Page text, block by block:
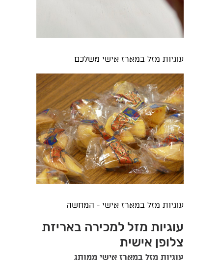
עוגיות מזל במארז אישי משלכם
עוגיות מזל במארז אישי - המחשה
עוגיות מזל למכירה באריזת
צלופן אישית
עוגיות מזל במארז אישי ממותג